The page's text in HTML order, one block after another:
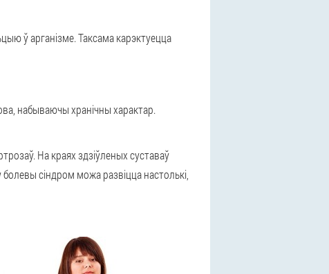
ў арганізме. Таксама карэктуецца
набываючы хранічны характар.
. На краях здзіўленых суставаў
сіндром можа развіцца настолькі,